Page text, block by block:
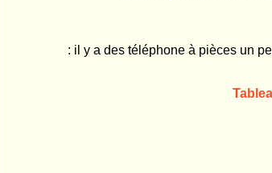
: il y a des téléphone à pièces un